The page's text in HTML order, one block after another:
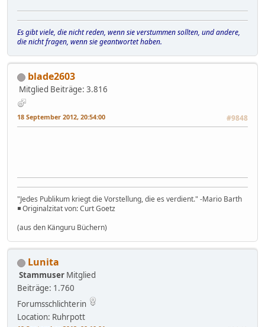
Es gibt viele, die nicht reden, wenn sie verstummen sollten, und andere,
die nicht fragen, wenn sie geantwortet haben.
blade2603
Mitglied Beiträge: 3.816
18 September 2012, 20:54:00 #9848
"Jedes Publikum kriegt die Vorstellung, die es verdient." -Mario Barth
◾ Originalzitat von: Curt Goetz
(aus den Känguru Büchern)
Lunita
Stammuser Mitglied
Beiträge: 1.760
Forumsschlichterin
Location: Ruhrpott